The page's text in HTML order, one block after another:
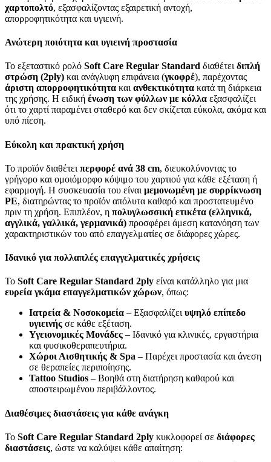
χαρτοπολτό, εξασφαλίζοντας εξαιρετική αντοχή,
απορροφητικότητα και υγιεινή.
Ανώτερη ποιότητα και υγιεινή προστασία
Το εξεταστικό ρολό Soft Care Regular Standard διαθέτει διπλή
στρώση (2ply) και ανάγλυφη επιφάνεια (γκοφρέ), παρέχοντας
άριστη απορροφητικότητα και ανθεκτικότητα κατά τη διάρκεια
της χρήσης. Η ειδική ένωση των φύλλων με κόλλα εξασφαλίζει
ότι το χαρτί παραμένει σταθερό και δεν σκίζεται εύκολα, ακόμα και
υπό πίεση.
Εύκολη και πρακτική χρήση
Το προϊόν διαθέτει περφορέ ανά 38 cm, διευκολύνοντας το
γρήγορο και ομοιόμορφο κόψιμο του χαρτιού για κάθε εξέταση ή
εφαρμογή. Η συσκευασία του είναι μεμονωμένη με συρρίκνωση
PE, διατηρώντας το προϊόν απόλυτα καθαρό και προστατευμένο
πριν τη χρήση. Επιπλέον, η πολυγλωσσική ετικέτα (ελληνικά,
αγγλικά, γαλλικά, γερμανικά) προσφέρει άμεση κατανόηση των
χαρακτηριστικών του από επαγγελματίες σε διάφορες χώρες.
Ιδανικό για πολλαπλές επαγγελματικές χρήσεις
Το Soft Care Regular Standard 2ply είναι κατάλληλο για μια
ευρεία γκάμα επαγγελματικών χώρων, όπως:
Ιατρεία & Νοσοκομεία – Εξασφαλίζειυψηλό επίπεδο
υγιεινής σε κάθε εξέταση.
Υγειονομικές Μονάδες – Ιδανικό για κλινικές, εργαστήρια
και φυσικοθεραπευτήρια.
Χώροι Αισθητικής & Spa – Παρέχει προστασία και άνεση
σε θεραπείες περιποίησης.
Tattoo Studios – Βοηθά στη διατήρηση καθαρού και
αποστειρωμένου περιβάλλοντος.
Διαθέσιμες διαστάσεις για κάθε ανάγκη
Το Soft Care Regular Standard 2ply κυκλοφορεί σε διάφορες
διαστάσεις, ώστε να καλύψει κάθε απαίτηση: